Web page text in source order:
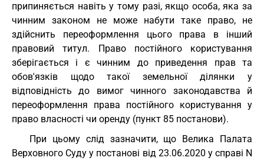
припиняється навіть у тому разі, якщо особа, яка за
чинним законом не може набути таке право, не
здійснить переоформлення цього права в інший
правовий титул. Право постійного користування
зберігається і є чинним до приведення прав та
обов'язків щодо такої земельної ділянки у
відповідність до вимог чинного законодавства й
переоформлення права постійного користування у
право власності чи оренду (пункт 85 постанови).
При цьому слід зазначити, що Велика Палата
Верховного Суду у постанові від 23.06.2020 у справі N